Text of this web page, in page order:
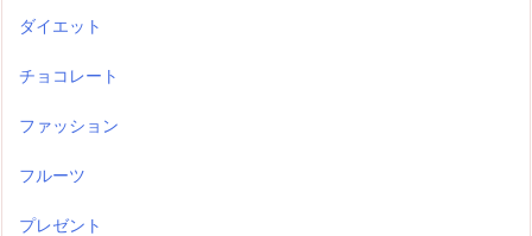
ダイエット
チョコレート
ファッション
フルーツ
プレゼント